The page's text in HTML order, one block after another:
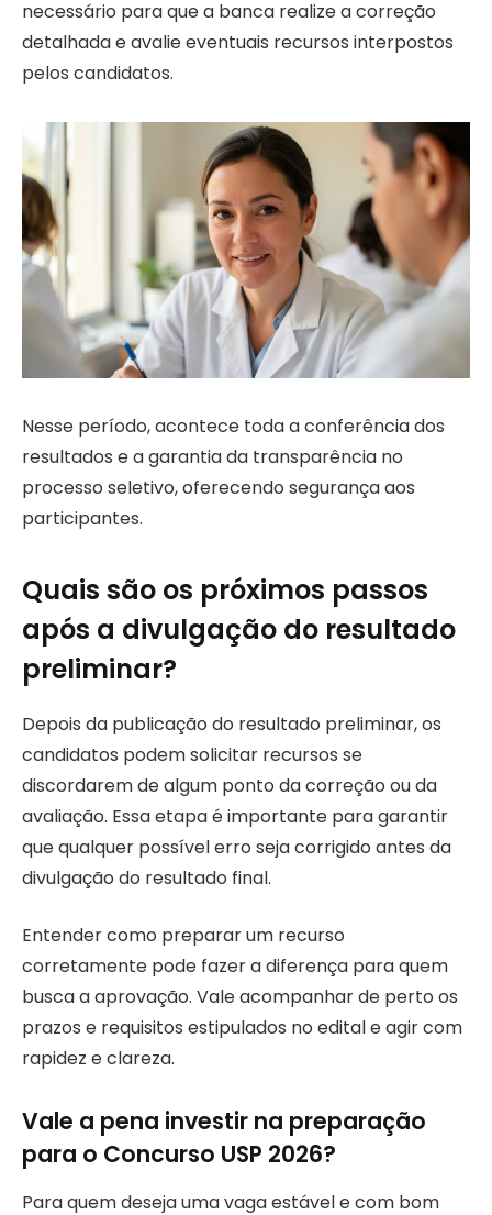
necessário para que a banca realize a correção
detalhada e avalie eventuais recursos interpostos
pelos candidatos.
Nesse período, acontece toda a conferência dos
resultados e a garantia da transparência no
processo seletivo, oferecendo segurança aos
participantes.
Quais são os próximos passos
após a divulgação do resultado
preliminar?
Depois da publicação do resultado preliminar, os
candidatos podem solicitar recursos se
discordarem de algum ponto da correção ou da
avaliação. Essa etapa é importante para garantir
que qualquer possível erro seja corrigido antes da
divulgação do resultado final.
Entender como preparar um recurso
corretamente pode fazer a diferença para quem
busca a aprovação. Vale acompanhar de perto os
prazos e requisitos estipulados no edital e agir com
rapidez e clareza.
Vale a pena investir na preparação
para o Concurso USP 2026?
Para quem deseja uma vaga estável e com bom